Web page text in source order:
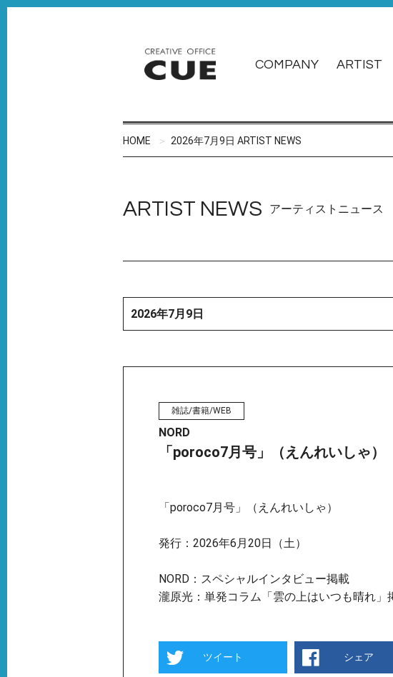
COMPANY ARTIST
HOME 2026年7月9日 ARTIST NEWS
ARTIST NEWS アーティストニュース
2026年7月9日
雑誌/書籍/WEB
NORD
「poroco7月号」（えんれいしゃ）
「poroco7月号」（えんれいしゃ）
発行：2026年6月20日（土）
NORD：スペシャルインタビュー掲載
瀧原光：単発コラム「雲の上はいつも晴れ」
ツイート シェア